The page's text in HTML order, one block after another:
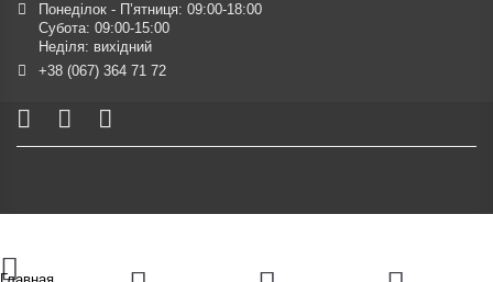
Понеділок - П’ятниця: 09:00-18:00
Субота: 09:00-15:00
Неділя: вихідний
+38 (067) 364 71 72